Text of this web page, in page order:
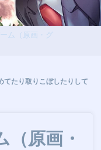
ーム（原画・グ
てたり取りこぼしたりして
（原画・